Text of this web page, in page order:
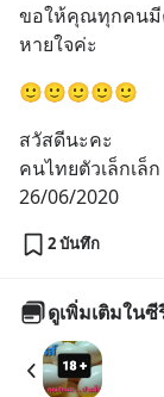
ขอให้คุณทุกคนมี
หายใจค่ะ
🙂🙂🙂🙂🙂
สวัสดีนะคะ
คนไทยตัวเล็กเล็ก
26/06/2020
2 บันทึก
ดูเพิ่มเติมในซี